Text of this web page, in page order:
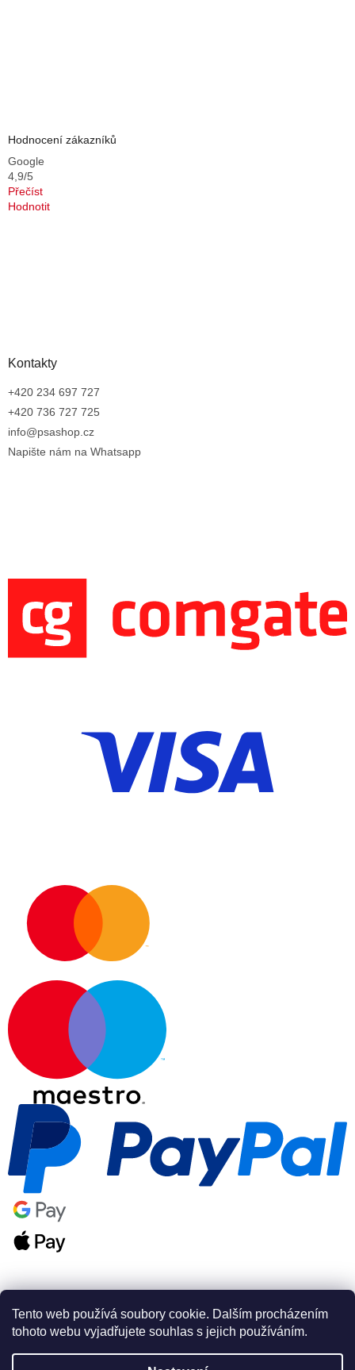
Tento web používá soubory cookie. Dalším procházením
tohoto webu vyjadřujete souhlas s jejich používáním.
Hodnocení zákazníků
Google
4,9/5
Přečíst
Hodnotit
Kontakty
+420 234 697 727
+420 736 727 725
info@psashop.cz
Napište nám na Whatsapp
Vytvořil Shoptet Premium